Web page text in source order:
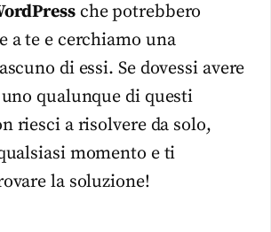
che potrebbero
a te e cerchiamo una
di essi. Se dovessi avere
qualunque di questi
riesci a risolvere da solo,
momento e ti
la soluzione!